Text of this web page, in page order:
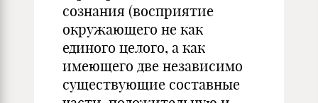
сознания (восприятие
окружающего не как
единого целого, а как
имеющего две независимо
существующие составные